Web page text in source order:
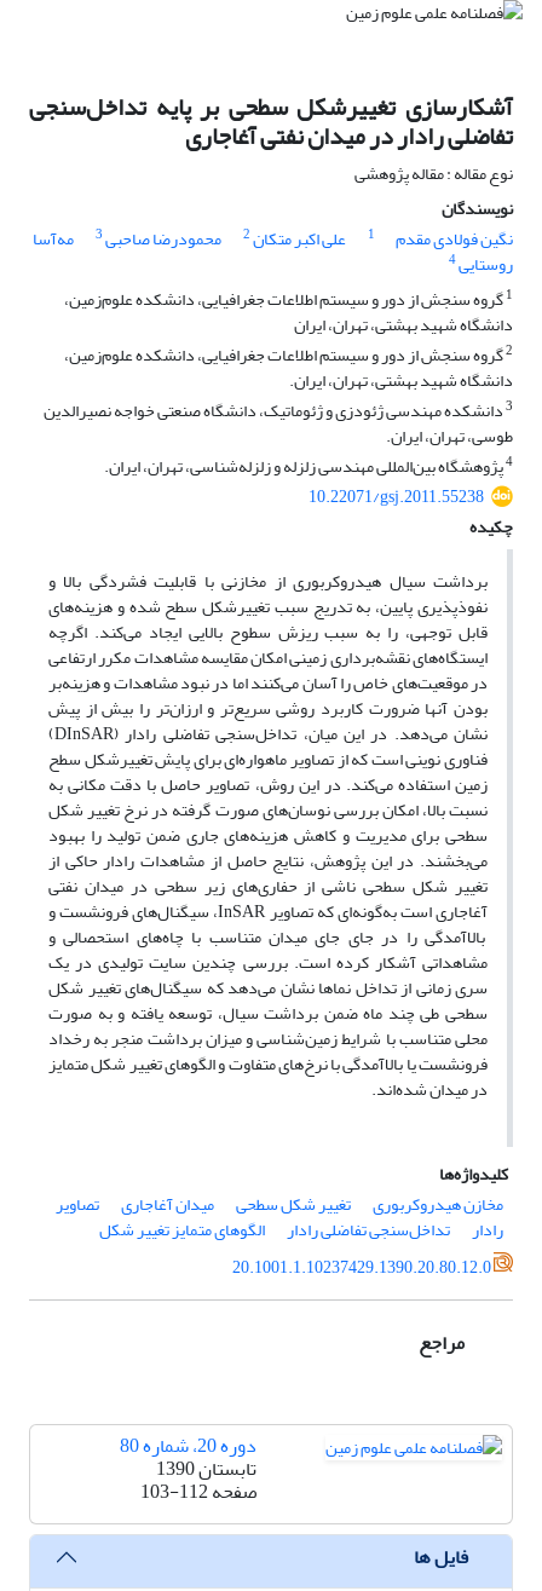
آشکارسازی تغییرشکل سطحی بر پایه تداخل‌سنجی
تفاضلی رادار در میدان نفتی آغاجاری
نوع مقاله : مقاله پژوهشی
نویسندگان
نگین فولادی مقدم
1 علی اکبر متکان2 محمودرضا صاحبی3 مه‌آسا
روستایی4
1گروه سنجش از دور و سیستم اطلاعات جغرافیایی، دانشکده علوم‌زمین،
دانشگاه شهید بهشتی، تهران، ایران
2گروه سنجش از دور و سیستم اطلاعات جغرافیایی، دانشکده علوم‌زمین،
دانشگاه شهید بهشتی، تهران، ایران.
3دانشکده مهندسی ژئودزی و ژئوماتیک، دانشگاه صنعتی خواجه نصیرالدین
طوسی، تهران، ایران.
4پژوهشگاه بین‌المللی مهندسی زلزله و زلزله‌شناسی، تهران، ایران.
10.22071/gsj.2011.55238
چکیده
برداشت سیال هیدروکربوری از مخازنی با قابلیت فشردگی بالا و
نفوذپذیری پایین، به تدریج سبب تغییرشکل سطح شده و هزینه‌های
قابل توجهی، را به سبب ریزش سطوح بالایی ایجاد می‌کند. اگرچه
ایستگاه‌های نقشه‌برداری زمینی امکان مقایسه مشاهدات مکرر ارتفاعی
در موقعیت‌های خاص را آسان می‌کنند اما در نبود مشاهدات و هزینه‌بر
بودن آنها ضرورت کاربرد روشی سریع‌تر و ارزان‌تر را بیش از پیش
نشان می‌دهد. در این میان، تداخل‌سنجی تفاضلی رادار (DInSAR)
فناوری نوینی است که از تصاویر ماهواره‌ای برای پایش تغییرشکل سطح
زمین استفاده می‌کند. در این روش، تصاویر حاصل با دقت مکانی به
نسبت بالا، امکان بررسی نوسان‌های صورت گرفته در نرخ تغییر شکل
سطحی برای مدیریت و کاهش هزینه‌های جاری ضمن تولید را بهبود
می‌بخشند. در این پژوهش، نتایج حاصل از مشاهدات رادار حاکی از
تغییر شکل سطحی ناشی از حفاری‌های زیر سطحی در میدان نفتی
آغاجاری است به‌گونه‌ای که تصاویر InSAR، سیگنال‌های فرونشست و
بالاآمدگی را در جای جای میدان متناسب با چاه‌های استحصالی و
مشاهداتی آشکار کرده است. بررسی چندین سایت تولیدی در یک
سری زمانی از تداخل نماها نشان می‌دهد که سیگنال‌های تغییر شکل
سطحی طی چند ماه ضمن برداشت سیال، توسعه یافته و به صورت
محلی متناسب با شرایط زمین‌شناسی و میزان برداشت منجر به رخداد
فرونشست یا بالاآمدگی با نرخ‌های متفاوت و الگوهای تغییر شکل متمایز
در میدان شده‌اند.
کلیدواژه‌ها
مخازن هیدروکربوری
تغییر شکل سطحی میدان آغاجاری تصاویر
رادار تداخل‌سنجی تفاضلی رادار
الگوهای متمایز تغییر شکل
20.1001.1.10237429.1390.20.80.12.0
مراجع
دوره 20، شماره 80
تابستان 1390
صفحه103-112
فایل ها